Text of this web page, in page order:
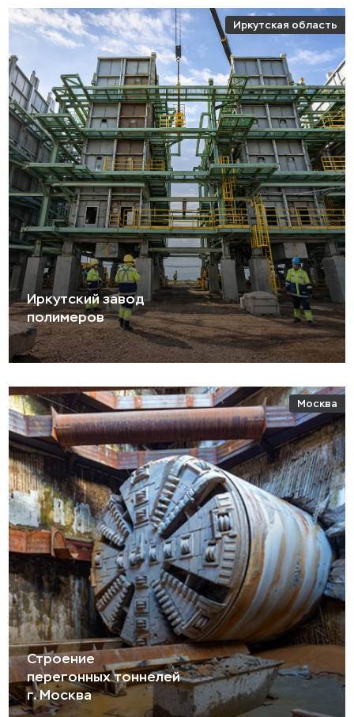
Иркутская область
Иркутский завод
полимеров
Москва
Строение
перегонных тоннелей
г. Москва